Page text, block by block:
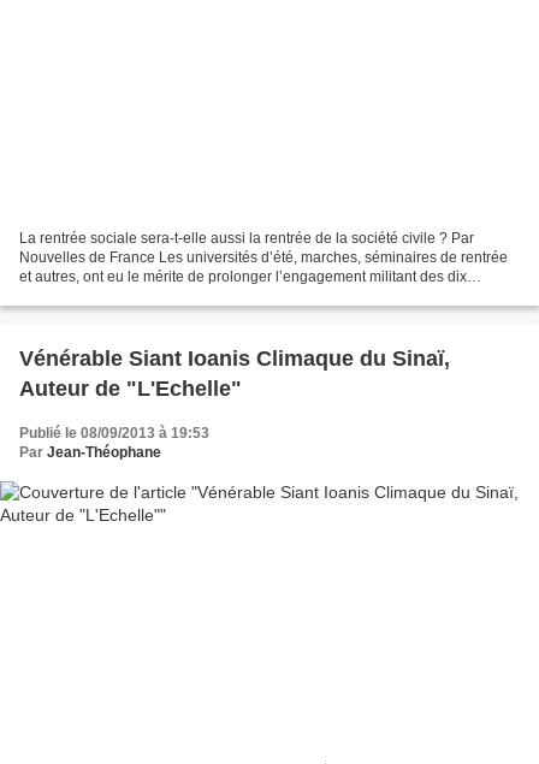
La rentrée sociale sera-t-elle aussi la rentrée de la société civile ? Par
Nouvelles de France Les universités d’été, marches, séminaires de rentrée
et autres, ont eu le mérite de prolonger l’engagement militant des dix
Vénérable Siant Ioanis Climaque du Sinaï,
Auteur de "L'Echelle"
Publié le 08/09/2013 à 19:53
Par Jean-Théophane